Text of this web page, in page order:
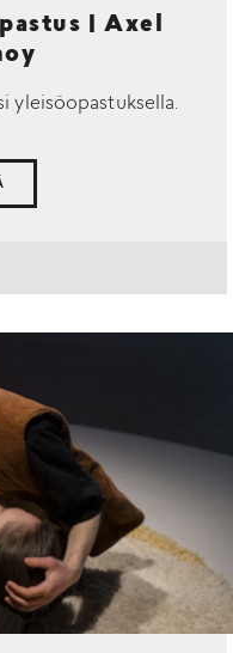
| Axel
yleisöopastuksella.